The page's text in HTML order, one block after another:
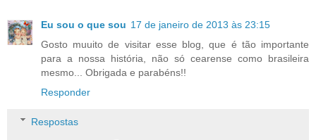
Eu sou o que sou 17 de janeiro de 2013 às 23:15
Gosto muuito de visitar esse blog, que é tão importante
para a nossa história, não só cearense como brasileira
mesmo... Obrigada e parabéns!!
Responder
Respostas